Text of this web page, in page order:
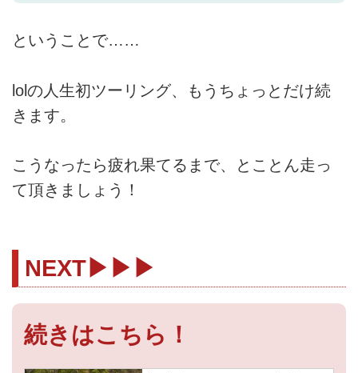
ということで……
lolの人生初ツーリング、もうちょっとだけ続
きます。
こうなったら疲れ果てるまで、とことん走っ
て頂きましょう！
NEXT▶▶▶
続きはこちら！